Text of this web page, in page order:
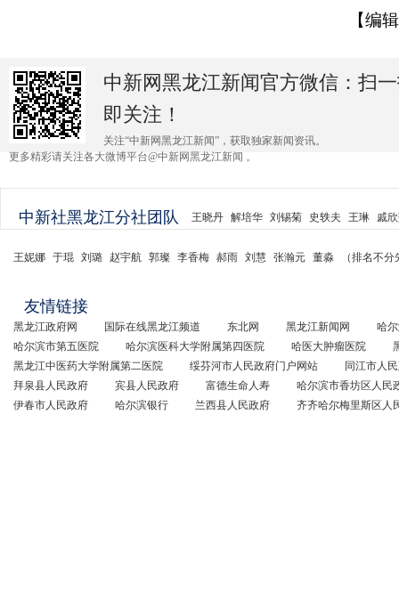
【编
中新网黑龙江新闻官方微信：扫
即关注！
关注“中新网黑龙江新闻”，获取独家新闻资讯。
更多精彩请关注各大微博平台@中新网黑龙江新闻 。
中新社黑龙江分社团队 王晓丹 解培华 刘锡菊 史轶夫 王琳 戚
王妮娜 于琨 刘璐 赵宇航 郭璨 李香梅 郝雨 刘慧 张瀚元 董淼 （排名不
友情链接
黑龙江政府网 国际在线黑龙江频道 东北网 黑龙江新闻网
哈
哈尔滨市第五医院
哈尔滨医科大学附属第四医院 哈医大肿瘤医院
黑龙江中医药大学附属第二医院
绥芬河市人民政府门户网站
同江市人
拜泉县人民政府
宾县人民政府 富德生命人寿
哈尔滨市香坊区人民
伊春市人民政府
哈尔滨银行 兰西县人民政府 齐齐哈尔梅里斯区人